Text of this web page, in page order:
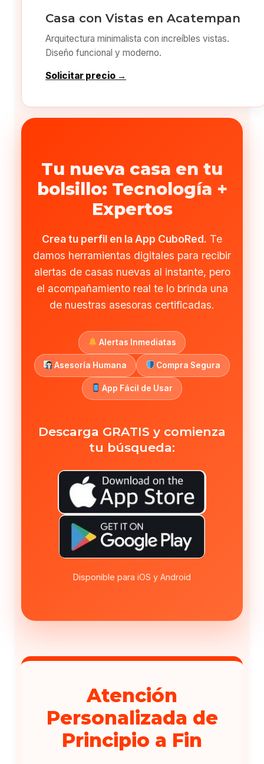
Casa con Vistas en Acatempan
Arquitectura minimalista con increíbles vistas.
Diseño funcional y moderno.
Solicitar precio →
Tu nueva casa en tu
bolsillo: Tecnología +
Expertos
Crea tu perfil en la App CuboRed. Te
damos herramientas digitales para recibir
alertas de casas nuevas al instante, pero
el acompañamiento real te lo brinda una
de nuestras asesoras certificadas.
Alertas Inmediatas
Asesoría Humana Compra Segura
App Fácil de Usar
Descarga GRATIS y comienza
tu búsqueda:
Disponible para iOS y Android
Atención
Personalizada de
Principio a Fin